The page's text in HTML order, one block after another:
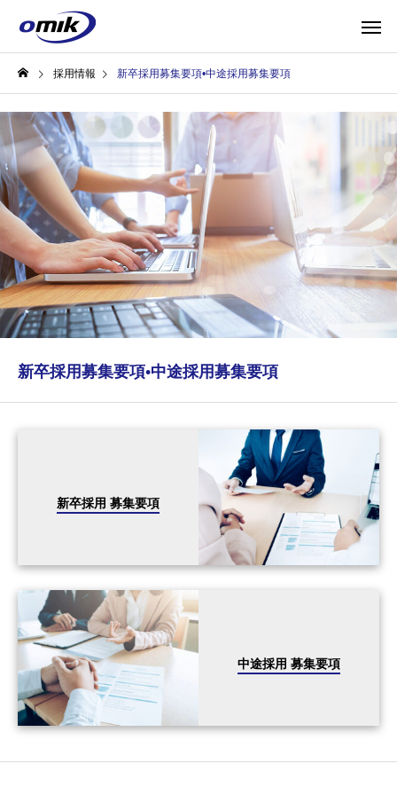
採用情報 新卒採用募集要項•中途採用募集要項
新卒採用募集要項•中途採用募集要項
新卒採用 募集要項
中途採用 募集要項